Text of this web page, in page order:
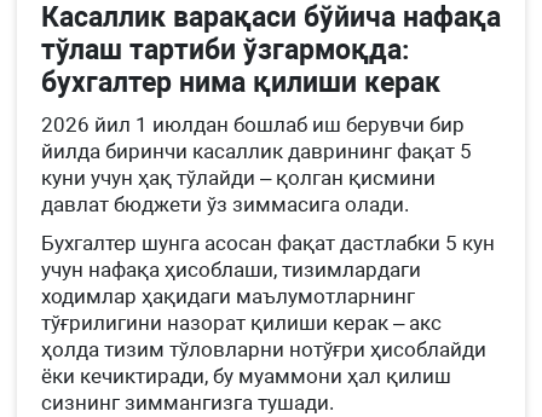
Касаллик варақаси бўйича нафақа
тўлаш тартиби ўзгармоқда:
бухгалтер нима қилиши керак
2026 йил 1 июлдан бошлаб иш берувчи бир
йилда биринчи касаллик даврининг фақат 5
куни учун ҳақ тўлайди – қолган қисмини
давлат бюджети ўз зиммасига олади.
Бухгалтер шунга асосан фақат дастлабки 5 кун
учун нафақа ҳисоблаши, тизимлардаги
ходимлар ҳақидаги маълумотларнинг
тўғрилигини назорат қилиши керак – акс
ҳолда тизим тўловларни нотўғри ҳисоблайди
ёки кечиктиради, бу муаммони ҳал қилиш
сизнинг зиммангизга тушади.